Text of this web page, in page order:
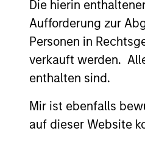
Die hierin
Aufforderung zur
Personen in
verkauft werden.
enthalten sind.
Mir ist ebenfalls
auf dieser Website
standard
and the
with a B.S. in
Beta Pi honor
is a member of
Team